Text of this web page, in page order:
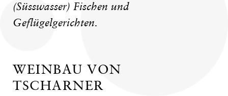
(Süsswasser) Fischen und
Geflügelgerichten.
WEINBAU VON
TSCHARNER